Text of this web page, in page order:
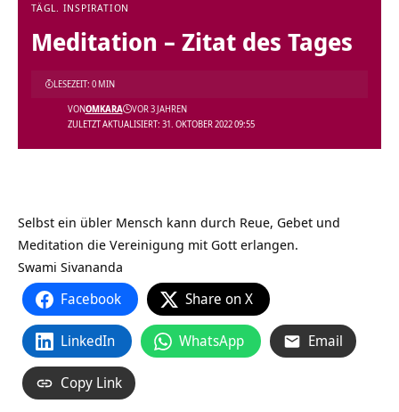
TÄGL. INSPIRATION
Meditation – Zitat des Tages
ZULETZT AKTUALISIERT: 31. OKTOBER 2022 09:55
VONOMKARA VOR 3 JAHREN
LESEZEIT: 0 MIN
Selbst ein übler Mensch kann durch Reue, Gebet und
Meditation die Vereinigung mit Gott erlangen.
Swami Sivananda
Facebook Share on X
LinkedIn WhatsApp Email
Copy Link